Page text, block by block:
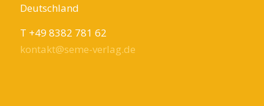
Deutschland
T +49 8382 781 62
kontakt@seme-verlag.de